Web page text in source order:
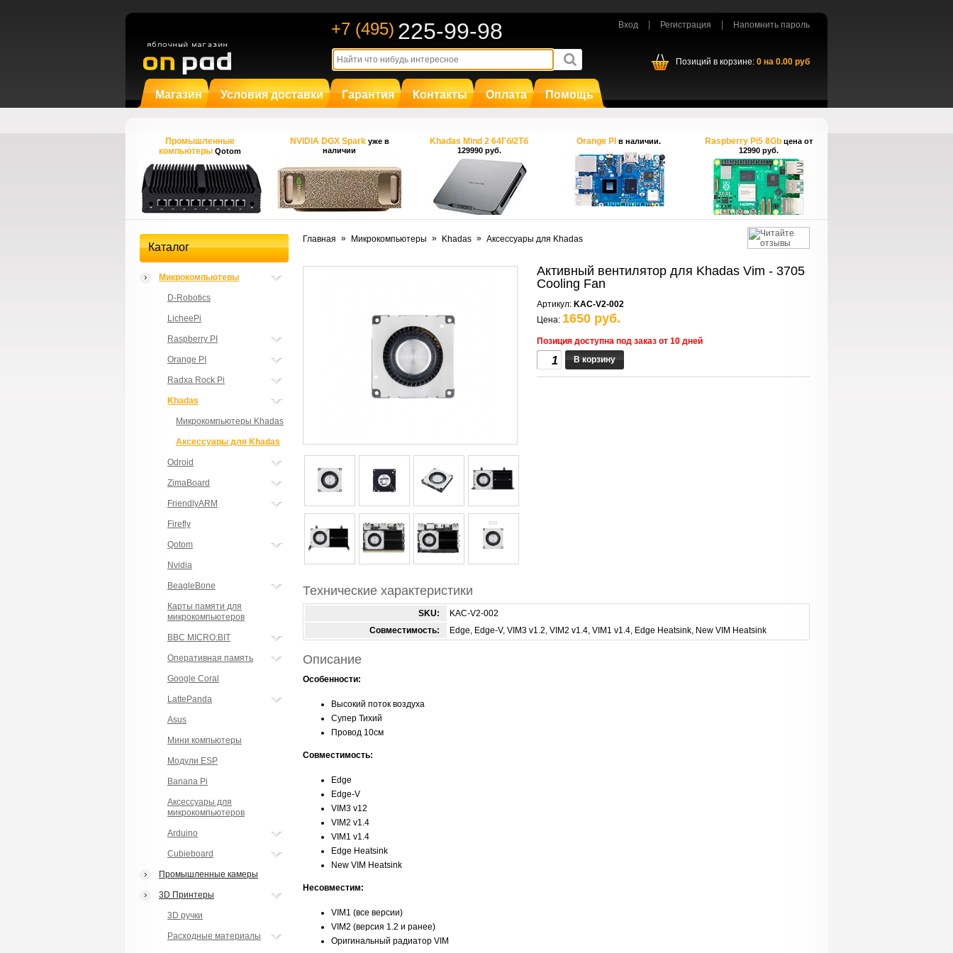
Вход Регистрация Напомнить пароль
+7 (495) 225-99-98
Позиций в корзине: 0 на 0.00 руб
Магазин Условия доставки Гарантия Контакты Оплата Помощь
Промышленные
компьютерыQotom
NVIDIA DGX Spark уже в
наличии
Khadas Mind 2 64Гб/2Тб
129990 руб.
Orange PI в наличии. Raspberry Pi5 8Gb цена от
12990 руб.
Каталог
Микрокомпьютеры
D-Robotics
LicheePi
Raspberry PI
Orange PI
Radxa Rock Pi
Khadas
Микрокомпьютеры Khadas
Аксессуары для Khadas
Odroid
ZimaBoard
FriendlyARM
Firefly
Qotom
Nvidia
BeagleBone
Карты памяти для
микрокомпьютеров
BBC MICRO:BIT
Оперативная память
Google Coral
LattePanda
Asus
Мини компьютеры
Модули ESP
Banana Pi
Аксессуары для
микрокомпьютеров
Arduino
Cubieboard
Промышленные камеры
3D Принтеры
3D ручки
Расходные материалы
Главная » Микрокомпьютеры » Khadas » Аксессуары для Khadas
Активный вентилятор для Khadas Vim - 3705
Cooling Fan
Артикул: KAC-V2-002
Цена: 1650 руб.
Позиция доступна под заказ от 10 дней
В корзину
Технические характеристики
SKU:
KAC-V2-002
Совместимость:
Edge, Edge-V, VIM3 v1.2, VIM2 v1.4, VIM1 v1.4, Edge Heatsink, New VIM Heatsink
Описание
Особенности:
Высокий поток воздуха
Супер Тихий
Провод 10см
Совместимость:
Edge
Edge-V
VIM3 v12
VIM2 v1.4
VIM1 v1.4
Edge Heatsink
New VIM Heatsink
Несовместим:
VIM1 (все версии)
VIM2 (версия 1.2 и ранее)
Оригинальный радиатор VIM